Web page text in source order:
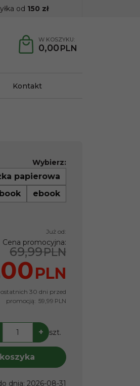
od 150 zł
W KOSZYKU:
0,00 PLN
Kontakt
Wybierz:
papierowa
ebook
Już od:
Cena promocyjna:
69,99PLN
PLN
ostatnich 30 dni przed
promocją: 59,99 PLN
+ szt.
dnia: 2026-08-31